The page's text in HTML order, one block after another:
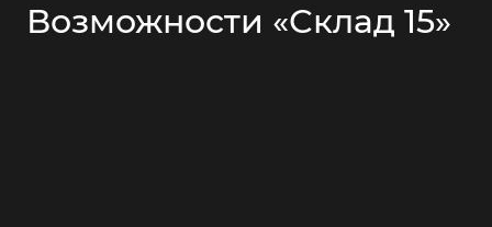
Возможности «Склад 15»